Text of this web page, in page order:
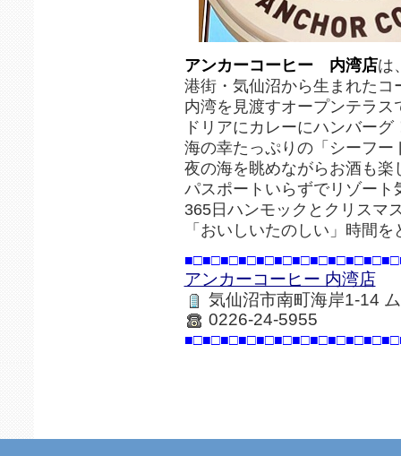
アンカーコーヒー 内湾店は
港街・気仙沼から生まれたコ
内湾を見渡すオープンテラス
ドリアにカレーにハンバーグ
海の幸たっぷりの「シーフー
夜の海を眺めながらお酒も楽
パスポートいらずでリゾート
365日ハンモックとクリスマ
「おいしいたのしい」時間を
アンカーコーヒー 内湾店
気仙沼市南町海岸1-14
0226-24-5955